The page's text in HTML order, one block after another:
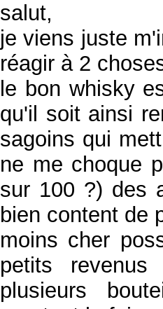
salut,
je viens juste
réagir à 2
le bon whisky
qu'il soit ainsi
sagoins qui
ne me choque
sur 100 ?) des
bien content de
moins cher
petits
plusieurs